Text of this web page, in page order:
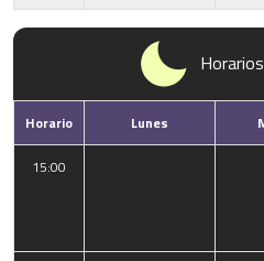
Horario Lunes
15:00